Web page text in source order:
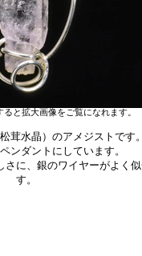
ると拡大画像をご覧になれます。
茸水晶）のアメジストです
ンダントにしています。
さに、銀のワイヤーがよく
す。